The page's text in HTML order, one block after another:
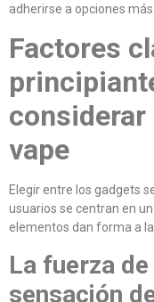
adherirse a opciones
Factores
vape
Elegir entre los gadgets
usuarios se centran en
elementos dan forma a
La fuerza
sensación